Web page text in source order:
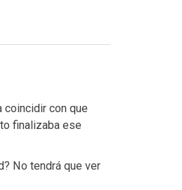
coincidir con que
finalizaba ese
No tendrá que ver